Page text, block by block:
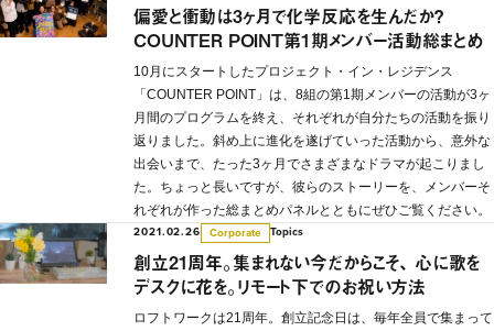
偏愛と衝動は3ヶ月で化学反応を生んだか？
COUNTER POINT第1期メンバー活動総まとめ
10月にスタートしたプロジェクト・イン・レジデンス
「COUNTER POINT」は、8組の第1期メンバーの活動が3ヶ
月間のプログラムを終え、それぞれが自分たちの活動を振り
返りました。斜め上に進化を遂げていった活動から、意外な
出会いまで、たった3ヶ月でさまざまなドラマが起こりまし
た。ちょっと長いですが、彼らのストーリーを、メンバーそ
れぞれが作った総まとめパネルとともにぜひご覧ください。
2021.02.26 Corporate Topics
創立21周年。集まれない今だからこそ、 心に歌を
デスクに花を。リモート下でのお祝い方法
ロフトワークは21周年。創立記念日は、毎年全員で集まって